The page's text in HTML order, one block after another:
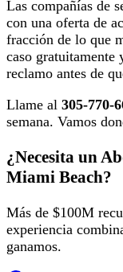
Las compañías de
con una oferta de
fracción de lo que
caso gratuitamente
reclamo antes de
Llame al 305-770-
semana. Vamos
¿Necesita un
Miami Beach?
Más de $100M
experiencia
ganamos.